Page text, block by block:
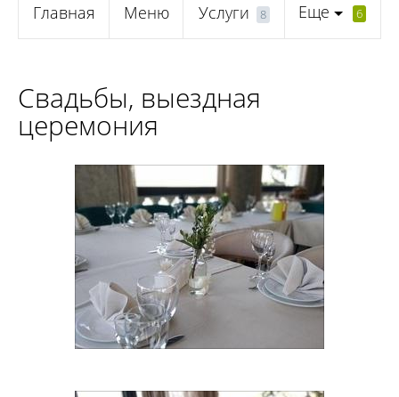
Главная Меню Услуги 8 Еще 6
Свадьбы, выездная
церемония